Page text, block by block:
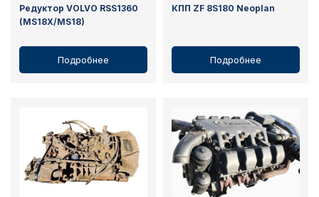
Редуктор VOLVO RSS1360
(MS18X/MS18)
Подробнее
КПП ZF 8S180 Neoplan
Подробнее